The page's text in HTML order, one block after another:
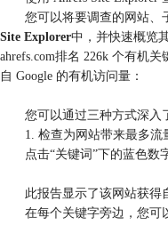
您可以将要调查的网站、
Site Explorer中，并快速概览
ahrefs.com排名 226k 个有机
自 Google 的有机访问量：
您可以通过三种方式深入
1. 检查为网站带来最多流
点击“关键词”下的蓝色数字
此报告显示了该网站获得自
在每个关键字旁边，您可